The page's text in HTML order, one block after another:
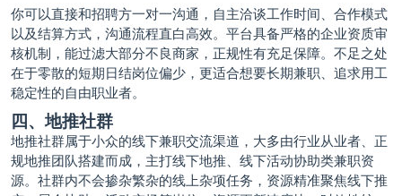
你可以直接和招聘方一对一沟通，自主洽谈工作时间、合作模式
以及结算方式，沟通流程直白高效。平台具备严格的企业资质审
核机制，能过滤大部分不良商家，正规性有充足保障。不足之处
在于零散的短期日结岗位偏少，更适合想要长期兼职、追求用工
稳定性的自由职业者。
四、地推社群
地推社群属于小众的线下兼职交流渠道，大多由行业从业者、正
规地推团队搭建而成，主打线下地推、线下活动协助类兼职资
源。社群内不会掺杂繁杂的线上杂项任务，资源精准聚焦线下推